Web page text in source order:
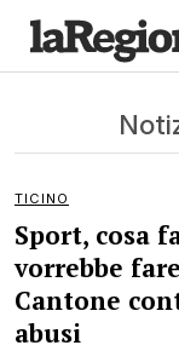
TICINO
Sport, cosa
vorrebbe
Cantone
abusi